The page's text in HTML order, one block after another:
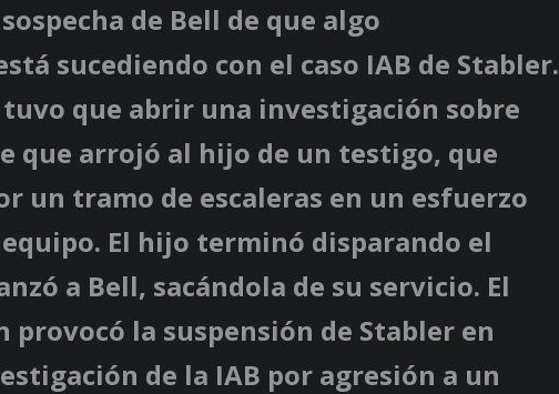
de Bell de que algo
sucediendo con el caso IAB de Stabler.
que abrir una investigación sobre
que arrojó al hijo de un testigo, que
un tramo de escaleras en un esfuerzo
El hijo terminó disparando el
a Bell, sacándola de su servicio. El
la suspensión de Stabler en
de la IAB por agresión a un